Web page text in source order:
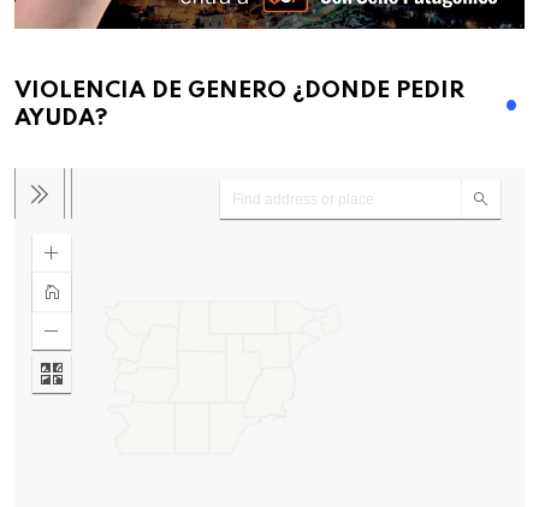
VIOLENCIA DE GENERO ¿DONDE PEDIR
AYUDA?